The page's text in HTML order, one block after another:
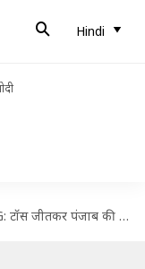
Hindi
पहले गेंदबाजी, जानें दोनों टीमों की प्लेइंग इलेवन